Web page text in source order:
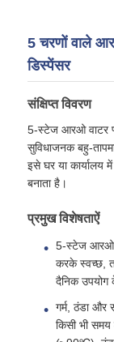
गुणवत्ता नियंत्रण
हमसे संपर्क करें
समाचार
आरओ सिस्टम
पानी की परफान
5 चरणों वाले
डिस्पेंसर
संक्षिप्त विवरण
5-स्टेज आरओ वाटर
सुविधाजनक बहु-
इसे घर या
बनाता है।
प्रमुख विशेषताऐं
5-स्टेज आरओ
करके स्वच्छ,
दैनिक उपयोग
गर्म, ठंडा और
किसी भी समय